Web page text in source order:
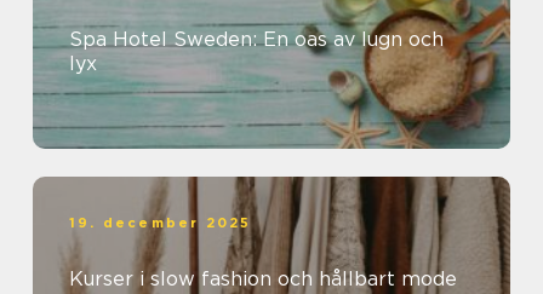
Spa Hotel Sweden: En oas av lugn och
lyx
19. december 2025
Kurser i slow fashion och hållbart mode